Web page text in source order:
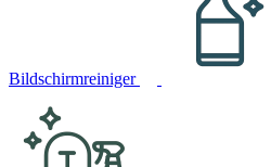
Bildschirmreiniger